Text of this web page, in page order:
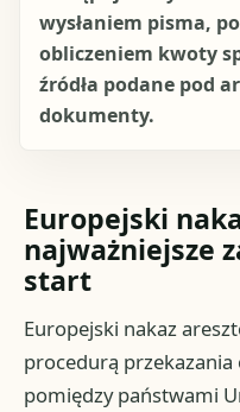
wysłaniem pisma,
obliczeniem kwoty
źródła podane pod
dokumenty.
Europejski
najważniejsze
start
Europejski nakaz
procedurą przekazania
pomiędzy państwami